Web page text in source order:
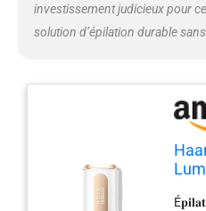
investissement judicieux pour
solution d’épilation durable